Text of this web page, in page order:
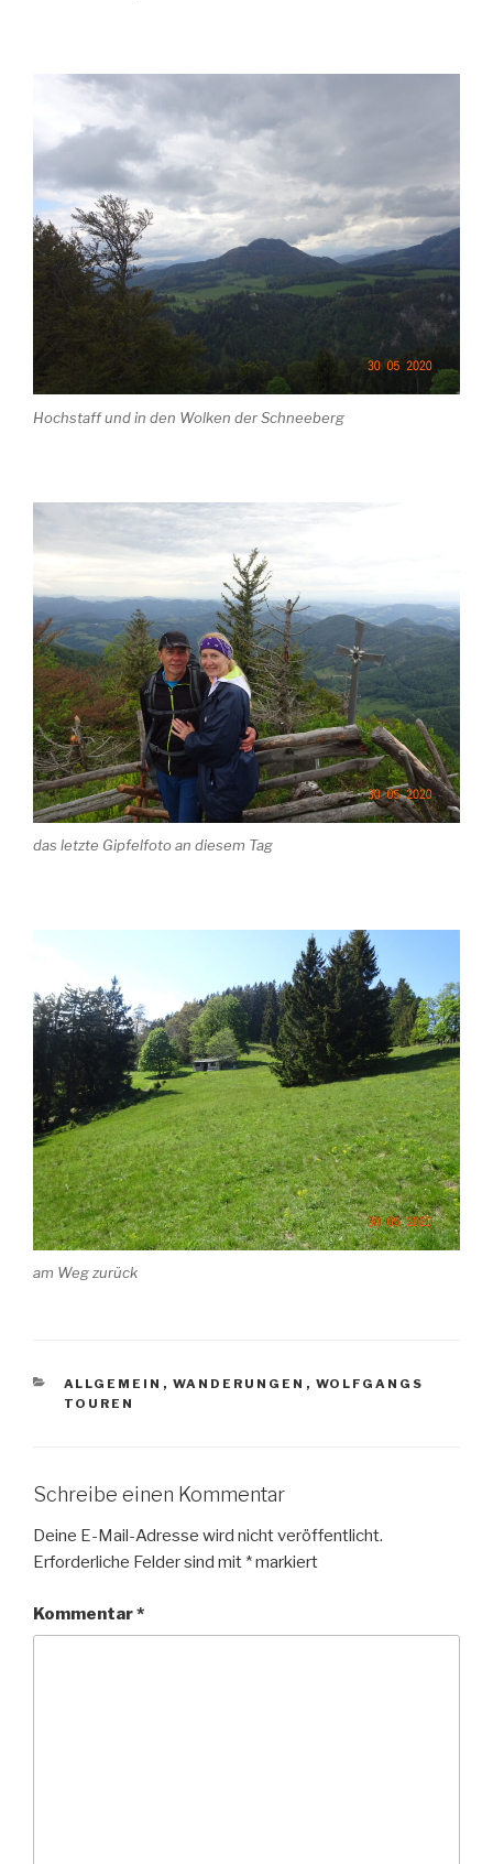
Hochstaff und in den Wolken der Schneeberg
das letzte Gipfelfoto an diesem Tag
am Weg zurück
KATEGORIEN
ALLGEMEIN , WANDERUNGEN , WOLFGANGS
TOUREN
Schreibe einen Kommentar
Deine E-Mail-Adresse wird nicht veröffentlicht.
Erforderliche Felder sind mit *markiert
Kommentar*